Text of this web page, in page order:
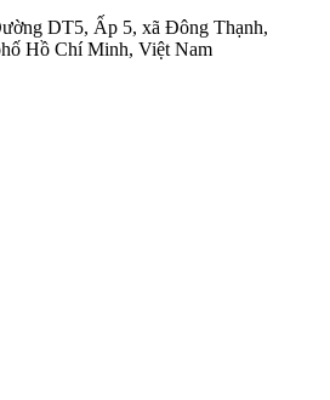
DT5, Ấp 5, xã Đông Thạnh,
Hồ Chí Minh, Việt Nam